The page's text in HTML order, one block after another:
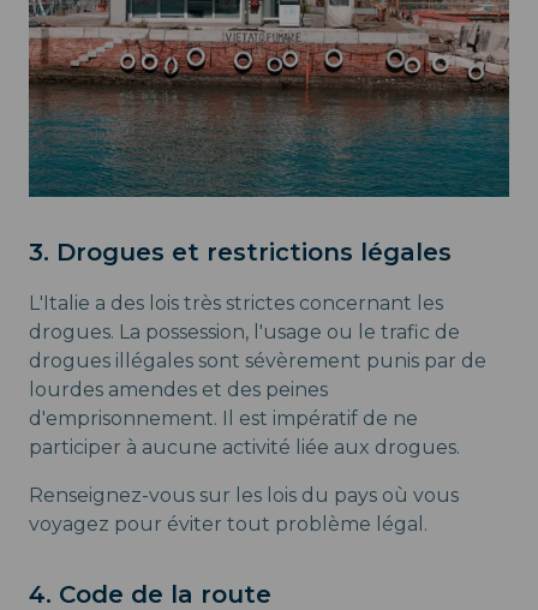
3. Drogues et restrictions légales
L'Italie a des lois très strictes concernant les
drogues. La possession, l'usage ou le trafic de
drogues illégales sont sévèrement punis par de
lourdes amendes et des peines
d'emprisonnement. Il est impératif de ne
participer à aucune activité liée aux drogues.
Renseignez-vous sur les lois du pays où vous
voyagez pour éviter tout problème légal.
4. Code de la route